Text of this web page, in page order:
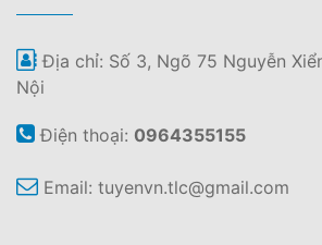
Địa chỉ: Số 3, Ngõ 75 Nguyễn
Nội
Điện thoại: 0964355155
Email: tuyenvn.tlc@gmail.com